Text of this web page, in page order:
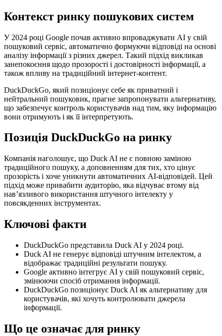
Контекст ринку пошукових систем
У 2024 році Google почав активно впроваджувати AI у свій
пошуковий сервіс, автоматично формуючи відповіді на основі
аналізу інформації з різних джерел. Такий підхід викликав
занепокоєння щодо прозорості і достовірності інформації, а
також впливу на традиційний інтернет-контент.
DuckDuckGo, який позиціонує себе як приватний і
нейтральний пошуковик, прагне запропонувати альтернативу,
що забезпечує контроль користувачів над тим, яку інформацію
вони отримують і як її інтерпретують.
Позиція DuckDuckGo на ринку
Компанія наголошує, що Duck AI не є повною заміною
традиційного пошуку, а доповненням для тих, хто цінує
прозорість і хоче уникнути автоматичних AI-відповідей. Цей
підхід може привабити аудиторію, яка відчуває втому від
нав’язливого використання штучного інтелекту у
повсякденних інструментах.
Ключові факти
DuckDuckGo представила Duck AI у 2024 році.
Duck AI не генерує відповіді штучним інтелектом, а
відображає традиційні результати пошуку.
Google активно інтегрує AI у свій пошуковий сервіс,
змінюючи спосіб отримання інформації.
DuckDuckGo позиціонує Duck AI як альтернативу для
користувачів, які хочуть контролювати джерела
інформації.
Що це означає для ринку